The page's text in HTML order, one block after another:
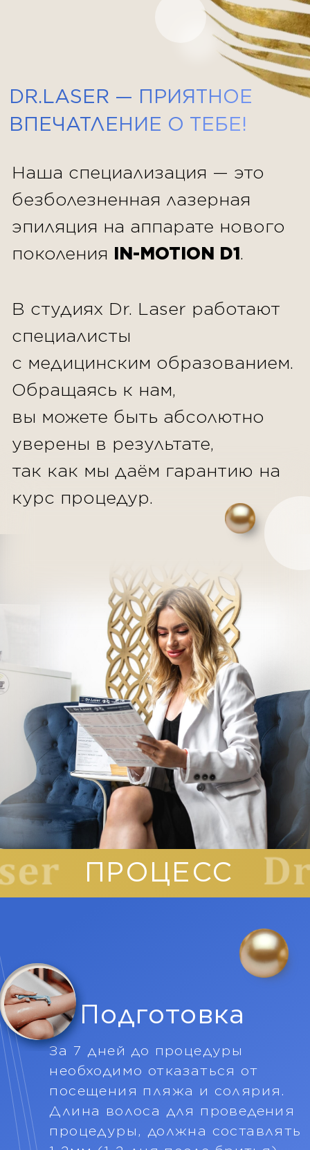
После прохождения процедуры
специалист даёт рекомендации
по уходу за кожей исходя из
индивидуальных особенностей
Памятка
Перед процедурой специалист
проведёт первичную
консультацию для исключения
противопоказаний. Подберёт
индивидуальный уровень
мощности, а так же сделает
пробную вспышку, чтобы вы
убедились в безболезненности
процедуры.
Старт
дезинфекции и стерилизации.
Стерильность
За 7 дней до процедуры
необходимо отказаться от
посещения пляжа и солярия.
Длина волоса для проведения
1-2мм (1-2 дня после бритья).
Подготовка
ПРОЦЕСС